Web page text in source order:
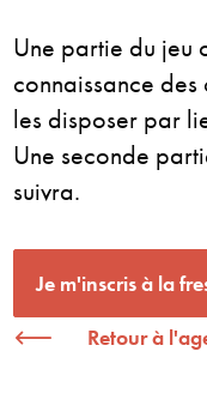
Une partie du jeu
connaissance
les disposer par
Une seconde
suivra.
Je m'inscris à la
Retour à